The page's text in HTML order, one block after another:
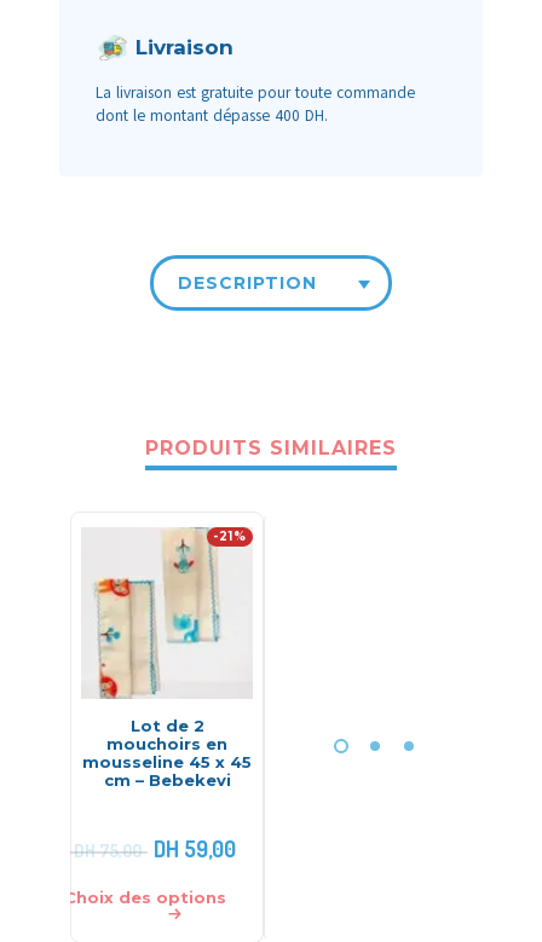
Livraison
La livraison est gratuite pour toute commande
dont le montant dépasse 400 DH.
DESCRIPTION
PRODUITS SIMILAIRES
-21%
Lot de 2
mouchoirs en
mousseline 45 x 45
cm – Bebekevi
DH75,00 DH 59,00
Choix des options
Stérilisateur